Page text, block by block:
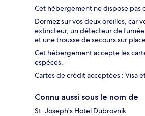
Cet hébergement ne dispose pas
Dormez sur vos deux oreilles, car
extincteur, un détecteur de
et une trousse de secours sur
Cet hébergement accepte les
espèces.
Cartes de crédit acceptées : Visa
Connu aussi sous le nom de
St. Joseph's Hotel Dubrovnik